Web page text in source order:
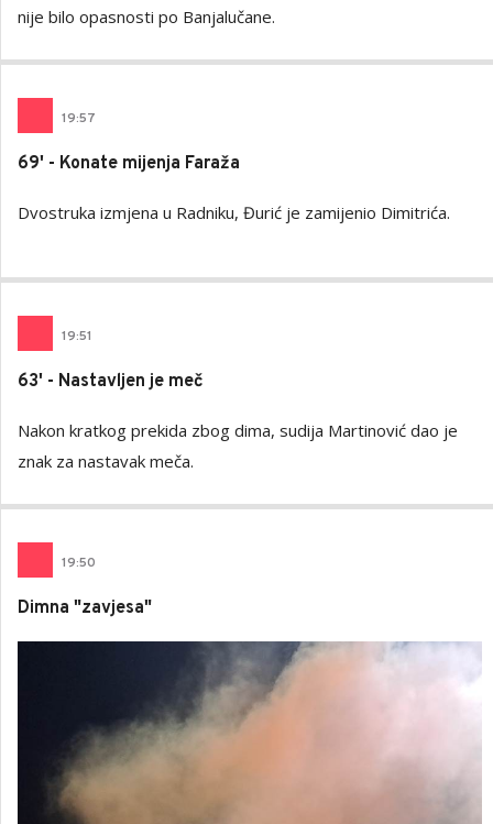
nije bilo opasnosti po Banjalučane.
19:57
69' - Konate mijenja Faraža
Dvostruka izmjena u Radniku, Đurić je zamijenio Dimitrića.
19:51
63' - Nastavljen je meč
Nakon kratkog prekida zbog dima, sudija Martinović dao je
znak za nastavak meča.
19:50
Dimna "zavjesa"